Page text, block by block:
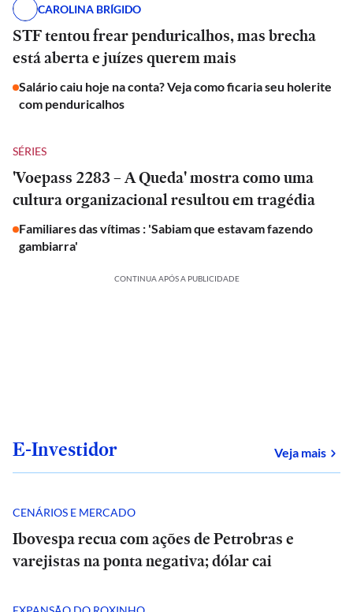
CAROLINA BRÍGIDO
STF tentou frear penduricalhos, mas brecha
está aberta e juízes querem mais
Salário caiu hoje na conta? Veja como ficaria seu holerite
com penduricalhos
SÉRIES
'Voepass 2283 – A Queda' mostra como uma
cultura organizacional resultou em tragédia
Familiares das vítimas : 'Sabiam que estavam fazendo
gambiarra'
CONTINUA APÓS A PUBLICIDADE
E-Investidor Veja mais
CENÁRIOS E MERCADO
Ibovespa recua com ações de Petrobras e
varejistas na ponta negativa; dólar cai